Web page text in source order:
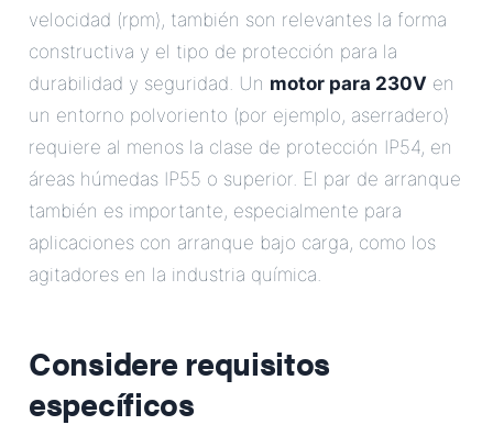
velocidad (rpm), también son relevantes la forma
constructiva y el tipo de protección para la
durabilidad y seguridad. Un motor para 230V en
un entorno polvoriento (por ejemplo, aserradero)
requiere al menos la clase de protección IP54, en
áreas húmedas IP55 o superior. El par de arranque
también es importante, especialmente para
aplicaciones con arranque bajo carga, como los
agitadores en la industria química.
Considere requisitos
específicos